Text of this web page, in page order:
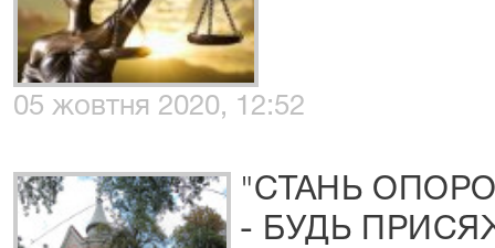
05 жовтня 2020, 12:52
"СТАНЬ
- БУДЬ